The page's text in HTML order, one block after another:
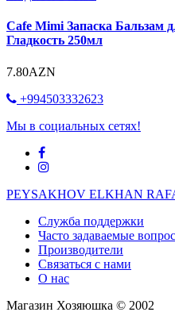
Cafe Mimi Запаска Бальзам
Гладкость 250мл
7.80AZN
+994503332623
Мы в социальных сетях!
PEYSAKHOV ELKHAN
Служба поддержки
Часто задаваемые
Производители
Связаться с нами
О нас
Магазин Хозяюшка © 2002